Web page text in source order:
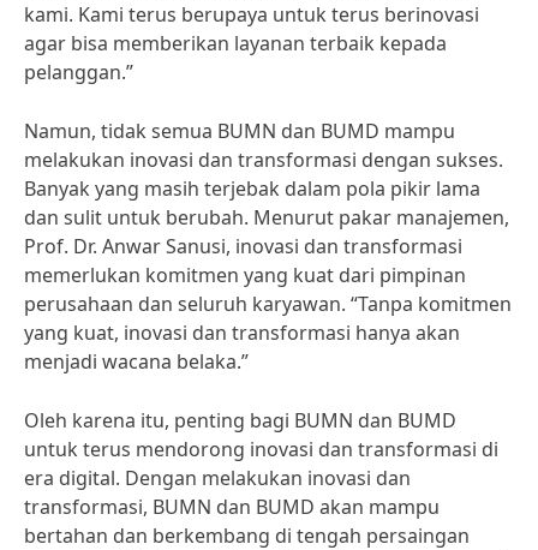
kami. Kami terus berupaya untuk terus berinovasi
agar bisa memberikan layanan terbaik kepada
pelanggan.”
Namun, tidak semua BUMN dan BUMD mampu
melakukan inovasi dan transformasi dengan sukses.
Banyak yang masih terjebak dalam pola pikir lama
dan sulit untuk berubah. Menurut pakar manajemen,
Prof. Dr. Anwar Sanusi, inovasi dan transformasi
memerlukan komitmen yang kuat dari pimpinan
perusahaan dan seluruh karyawan. “Tanpa komitmen
yang kuat, inovasi dan transformasi hanya akan
menjadi wacana belaka.”
Oleh karena itu, penting bagi BUMN dan BUMD
untuk terus mendorong inovasi dan transformasi di
era digital. Dengan melakukan inovasi dan
transformasi, BUMN dan BUMD akan mampu
bertahan dan berkembang di tengah persaingan